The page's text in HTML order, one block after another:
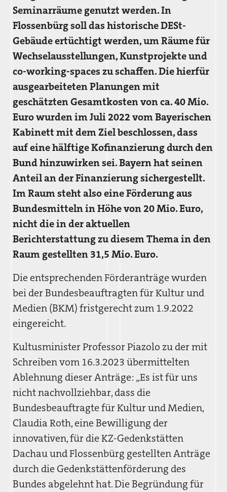
Seminarräume genutzt werden. In
Flossenbürg soll das historische DESt-
Gebäude ertüchtigt werden, um Räume für
Wechselausstellungen, Kunstprojekte und
co-working-spaces zu schaffen. Die hierfür
ausgearbeiteten Planungen mit
geschätzten Gesamtkosten von ca. 40 Mio.
Euro wurden im Juli 2022 vom Bayerischen
Kabinett mit dem Ziel beschlossen, dass
auf eine hälftige Kofinanzierung durch den
Bund hinzuwirken sei. Bayern hat seinen
Anteil an der Finanzierung sichergestellt.
Im Raum steht also eine Förderung aus
Bundesmitteln in Höhe von 20 Mio. Euro,
nicht die in der aktuellen
Berichterstattung zu diesem Thema in den
Raum gestellten 31,5 Mio. Euro.
Die entsprechenden Förderanträge wurden
bei der Bundesbeauftragten für Kultur und
Medien (BKM) fristgerecht zum 1.9.2022
eingereicht.
Kultusminister Professor Piazolo zu der mit
Schreiben vom 16.3.2023 übermittelten
Ablehnung dieser Anträge: „Es ist für uns
nicht nachvollziehbar, dass die
Bundesbeauftragte für Kultur und Medien,
Claudia Roth, eine Bewilligung der
innovativen, für die KZ-Gedenkstätten
Dachau und Flossenbürg gestellten Anträge
durch die Gedenkstättenförderung des
Bundes abgelehnt hat. Die Begründung für